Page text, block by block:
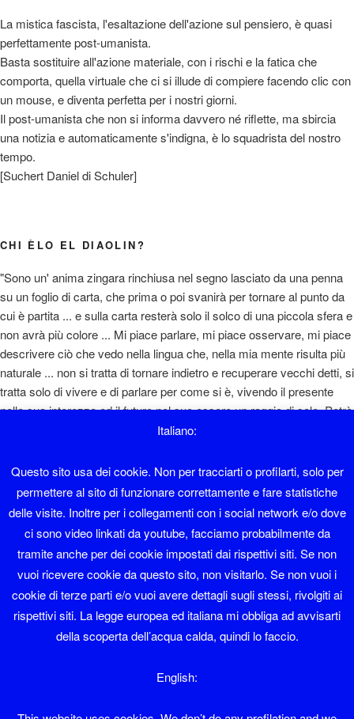
La mistica fascista, l'esaltazione dell'azione sul pensiero, è quasi
perfettamente post-umanista.
Basta sostituire all'azione materiale, con i rischi e la fatica che
comporta, quella virtuale che ci si illude di compiere facendo clic con
un mouse, e diventa perfetta per i nostri giorni.
Il post-umanista che non si informa davvero né riflette, ma sbircia
una notizia e automaticamente s'indigna, è lo squadrista del nostro
tempo.
[Suchert Daniel di Schuler]
CHI ÈLO EL DIAOLIN?
"Sono un' anima zingara rinchiusa nel segno lasciato da una penna
su un foglio di carta, che prima o poi svanirà per tornare al punto da
cui è partita ... e sulla carta resterà solo il solco di una piccola sfera e
non avrà più colore ... Mi piace parlare, mi piace osservare, mi piace
descrivere ciò che vedo nella lingua che, nella mia mente risulta più
naturale ... non si tratta di tornare indietro e recuperare vecchi detti, si
tratta solo di vivere e di parlare per come si è, vivendo il presente
nella sua interezza ed il futuro nel suo essere un raggio di sole. Potrò
sembrare un ottimista e magari lo sono, però si sta così bene ... "
Diaolin
Sono nato a Sover nel 1962 e ho lavorato in albergo fino al 1995.
Faccio il sistemista con Software libero da una vita.
Sono membro del LinuxTrent Oltrefersina da sempre.
Se volete contattarmi la mia mail è diaolin@diaolin.com
Italiano:
Questo sito usa dei cookie. Non per tracciarti o profilarti, solo per
permettere al sito di funzionare correttamente e fare statistiche
delle visite. Inoltre per i collegamenti con i social network e/o dove
ci sono video linkati da youtube, facciamo probabilmente da
tramite anche per dei cookie impostati dai rispettivi siti. Se non
vuoi ricevere cookie da questo sito, non visitarlo. Se non vuoi i
cookie di terze parti e/o vuoi avere dettagli sugli stessi, rivolgiti ai
rispettivi siti. La legge europea ed italiana mi obbliga ad avvisarti
della scoperta dell’acqua calda, quindi lo faccio.
English: